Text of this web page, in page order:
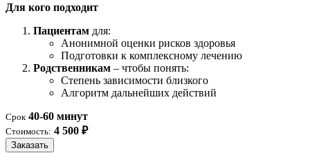
Для кого подходит
Пациентам для:
Анонимной оценки рисков здоровья
Подготовки к комплексному лечению
Родственникам – чтобы понять:
Степень зависимости близкого
Алгоритм дальнейших действий
Срок 40-60 минут
Стоимость: 4 500 ₽
Заказать